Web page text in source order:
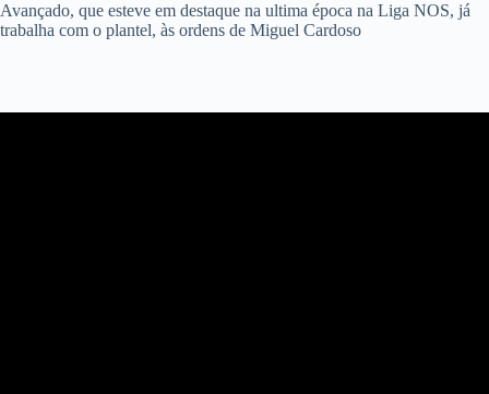
Avançado, que esteve em destaque na ultima época na Liga NOS, já
trabalha com o plantel, às ordens de Miguel Cardoso